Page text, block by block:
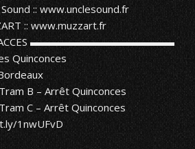
:: www.unclesound.fr
:: www.muzzart.fr
▬▬▬▬▬▬▬▬▬▬▬▬▬▬
Quinconces
B – Arrêt Quinconces
C – Arrêt Quinconces
1nwUFvD